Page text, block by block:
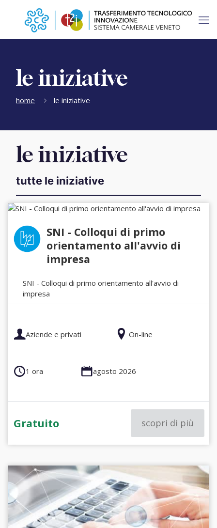
le iniziative
home le iniziative
le iniziative
tutte le iniziative
SNI - Colloqui di primo
orientamento all'avvio di
impresa
SNI - Colloqui di primo orientamento all'avvio di
impresa
Aziende e privati On-line
1 ora agosto 2026
Gratuito scopri di più